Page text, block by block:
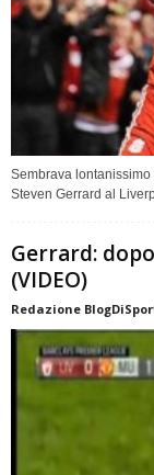
Sembrava
Steven Gerrard al
Gerrard:
(VIDEO)
Redazione